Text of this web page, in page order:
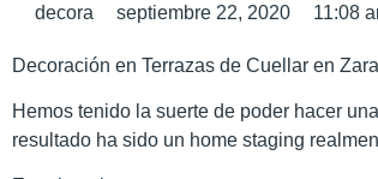
decora septiembre 22, 2020 11:08
Decoración en Terrazas de Cuellar en
Hemos tenido la suerte de poder hacer
resultado ha sido un home staging